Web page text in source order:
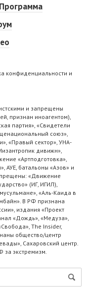
конфиденциальности и
и запрещены
признан иноагентом),
партия», «Свидетели
союз»,
«Правый сектор», УНА-
дивижн»,
«Артподготовка»,
АУЕ, батальоны «Азов» и
«Движение
(ИГ, ИГИЛ),
«Аль-Каида в
В РФ признана
издания «Проект
«Дождь», «Медуза»,
The Insider,
общество/центр
Сахаровский центр.
экстремизм.